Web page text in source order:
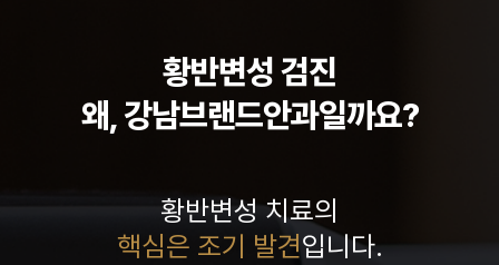
황반변성 검진
왜, 강남브랜드안과일까요?
황반변성 치료의
핵심은 조기 발견입니다.